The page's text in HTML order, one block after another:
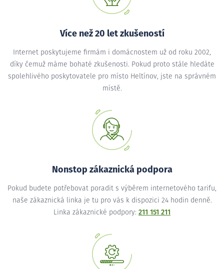
Více než 20 let zkušeností
Internet poskytujeme firmám i domácnostem už od roku 2002,
díky čemuž máme bohaté zkušenosti. Pokud proto stále hledáte
spolehlivého poskytovatele pro místo Heltínov, jste na správném
místě.
Nonstop zákaznická podpora
Pokud budete potřebovat poradit s výběrem internetového tarifu,
naše zákaznická linka je tu pro vás k dispozici 24 hodin denně.
Linka zákaznické podpory: 211 151 211